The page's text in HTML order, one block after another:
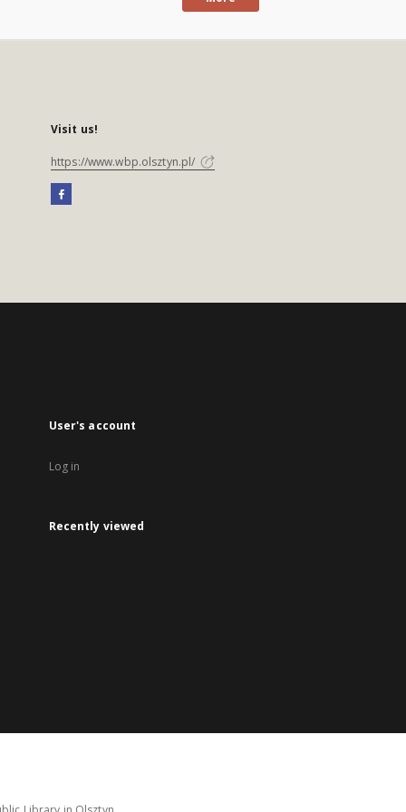
Visit us!
https://www.wbp.olsztyn.pl/
User's account
Log in
Recently viewed